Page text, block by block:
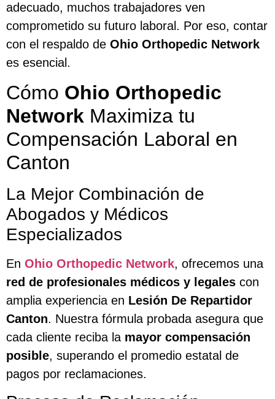
adecuado, muchos trabajadores ven
comprometido su futuro laboral. Por eso, contar
con el respaldo de Ohio Orthopedic Network
es esencial.
Cómo Ohio Orthopedic
Network Maximiza tu
Compensación Laboral en
Canton
La Mejor Combinación de
Abogados y Médicos
Especializados
En Ohio Orthopedic Network, ofrecemos una
red de profesionales médicos y legales con
amplia experiencia en Lesión De Repartidor
Canton. Nuestra fórmula probada asegura que
cada cliente reciba la mayor compensación
posible, superando el promedio estatal de
pagos por reclamaciones.